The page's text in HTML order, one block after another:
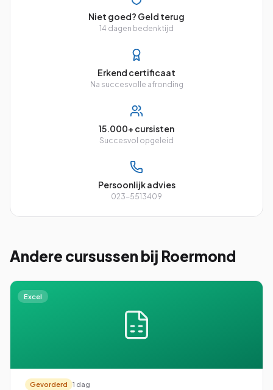
Niet goed? Geld terug
14 dagen bedenktijd
Erkend certificaat
Na succesvolle afronding
15.000+ cursisten
Succesvol opgeleid
Persoonlijk advies
023-5513409
Andere cursussen bij Roermond
Excel
Gevorderd 1 dag